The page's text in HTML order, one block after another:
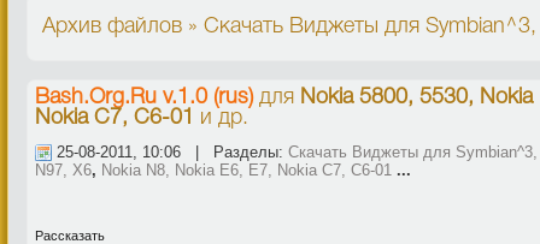
Архив файлов » Скачать Виджеты для Symbian^3,
Bash.Org.Ru v.1.0 (rus)для Nokia 5800, 5530,
Nokia C7, C6-01
и др.
25-08-2011, 10:06 | Разделы: Скачать Виджеты для
N97, X6, Nokia N8, Nokia E6, E7, Nokia C7, C6-01 ...
Рассказать